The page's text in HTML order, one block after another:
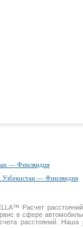
— Финляндия
Узбекистан — Финляндия
Расчет расстояний
в сфере
расстояний. Наша